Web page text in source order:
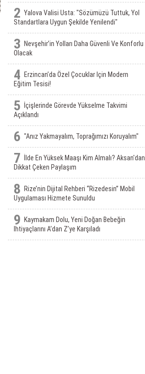
2 Yalova Valisi Usta: "Sözümüzü Tuttuk, Yol
Standartlara Uygun Şekilde Yenilendi"
3
Nevşehir’in Yolları Daha Güvenli Ve Konforlu
Olacak
4
Erzincan’da Özel Çocuklar Için Modern
Eğitim Tesisi!
5
İçişlerinde Görevde Yükselme Takvimi
Açıklandı
6 "Anız Yakmayalım, Toprağımızı Koruyalım"
7
İlde En Yüksek Maaşı Kim Almalı? Aksan'dan
Dikkat Çeken Paylaşım
8
Rize’nin Dijital Rehberi “Rizedesin” Mobil
Uygulaması Hizmete Sunuldu
9
Kaymakam Dolu, Yeni Doğan Bebeğin
Ihtiyaçlarını A’dan Z’ye Karşıladı